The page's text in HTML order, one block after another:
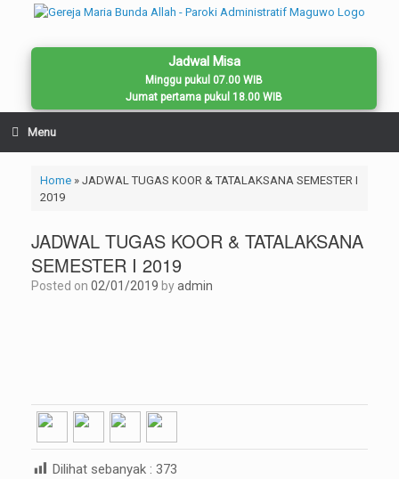
Jadwal Misa
Minggu pukul 07.00 WIB
Jumat pertama pukul 18.00 WIB
Menu
Home» JADWAL TUGAS KOOR & TATALAKSANA SEMESTER I
2019
JADWAL TUGAS KOOR & TATALAKSANA
SEMESTER I 2019
Posted on 02/01/2019 byadmin
Dilihat sebanyak : 373